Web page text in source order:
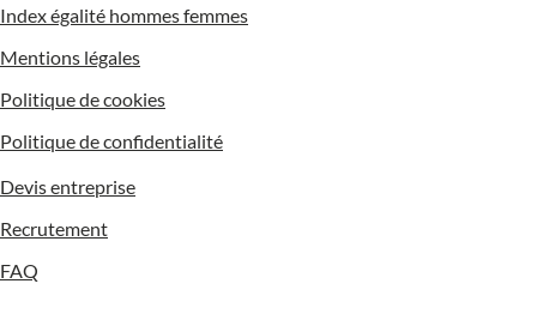
Index égalité hommes femmes
Mentions légales
Politique de cookies
Politique de confidentialité
Devis entreprise
Recrutement
FAQ